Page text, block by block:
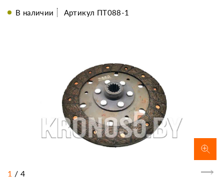
В наличии Артикул ПТ088-1
1 / 4